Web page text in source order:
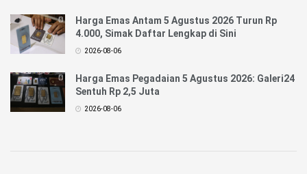
Harga Emas Antam 5 Agustus 2026 Turun Rp
4.000, Simak Daftar Lengkap di Sini
2026-08-06
Harga Emas Pegadaian 5 Agustus 2026: Galeri24
Sentuh Rp 2,5 Juta
2026-08-06